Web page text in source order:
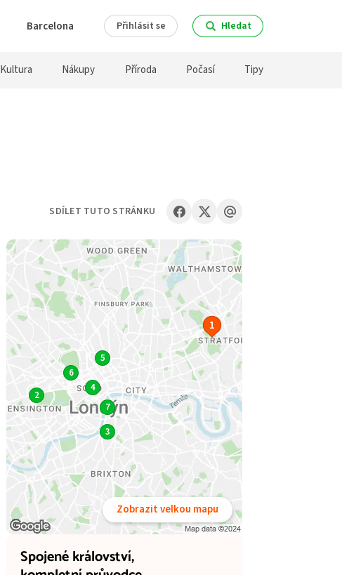
Barcelona Přihlásit se Hledat
Kultura Nákupy Příroda Počasí Tipy
1
5
6
4
2
7
3
Zobrazit velkou mapu
Spojené království,
SDÍLET TUTO STRÁNKU